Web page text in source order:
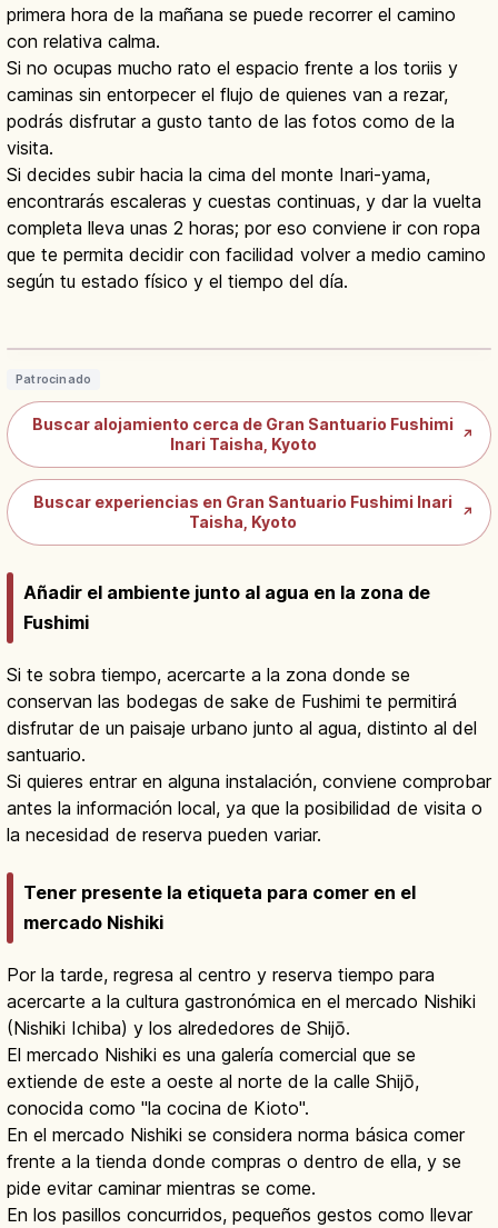
primera hora de la mañana se puede recorrer el camino
con relativa calma.
Si no ocupas mucho rato el espacio frente a los toriis y
caminas sin entorpecer el flujo de quienes van a rezar,
podrás disfrutar a gusto tanto de las fotos como de la
visita.
Si decides subir hacia la cima del monte Inari-yama,
encontrarás escaleras y cuestas continuas, y dar la vuelta
completa lleva unas 2 horas; por eso conviene ir con ropa
que te permita decidir con facilidad volver a medio camino
según tu estado físico y el tiempo del día.
Fushimi Inari Taisha en Kioto: Senbon
Patrocinado
Buscar alojamiento cerca de Gran Santuario Fushimi
Inari Taisha, Kyoto
↗
Buscar experiencias en Gran Santuario Fushimi Inari
Taisha, Kyoto
↗
Añadir el ambiente junto al agua en la zona de
Fushimi
Si te sobra tiempo, acercarte a la zona donde se
conservan las bodegas de sake de Fushimi te permitirá
disfrutar de un paisaje urbano junto al agua, distinto al del
santuario.
Si quieres entrar en alguna instalación, conviene comprobar
antes la información local, ya que la posibilidad de visita o
la necesidad de reserva pueden variar.
Tener presente la etiqueta para comer en el
mercado Nishiki
Por la tarde, regresa al centro y reserva tiempo para
acercarte a la cultura gastronómica en el mercado Nishiki
(Nishiki Ichiba) y los alrededores de Shijō.
El mercado Nishiki es una galería comercial que se
extiende de este a oeste al norte de la calle Shijō,
conocida como "la cocina de Kioto".
En el mercado Nishiki se considera norma básica comer
frente a la tienda donde compras o dentro de ella, y se
pide evitar caminar mientras se come.
En los pasillos concurridos, pequeños gestos como llevar